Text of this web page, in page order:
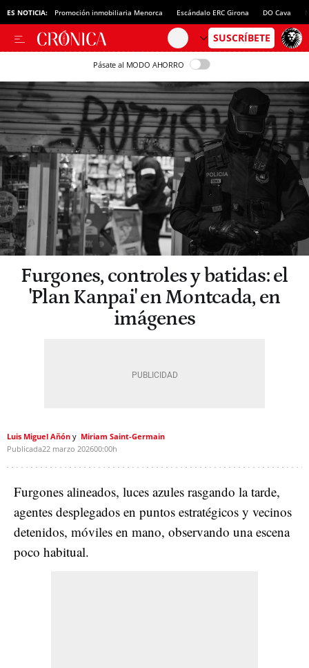
ES NOTICIA: Promoción inmobiliaria Menorca Escándalo ERC Girona DO Cava
Pásate al MODO AHORRO
Furgones, controles y batidas: el
'Plan Kanpai' en Montcada, en
imágenes
Luis Miguel Añón
Miriam Saint-Germain
Publicada22 marzo 202600:00h
Furgones alineados, luces azules rasgando la tarde,
agentes desplegados en puntos estratégicos y vecinos
detenidos, móviles en mano, observando una escena
poco habitual.